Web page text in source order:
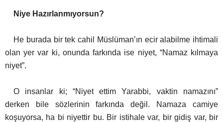
Niye Hazırlanmıyorsun?
He burada bir tek cahil Müslüman’ın ecir alabilme ihtimali
olan yer var ki, onunda farkında ise niyet, “Namaz kılmaya
niyet”.
O insanlar ki; “Niyet ettim Yarabbi, vaktin namazını”
derken bile sözlerinin farkında değil. Namaza camiye
koşuyorsa, ha bi niyettir bu. Bir istihale var, bir gidiş var, bir